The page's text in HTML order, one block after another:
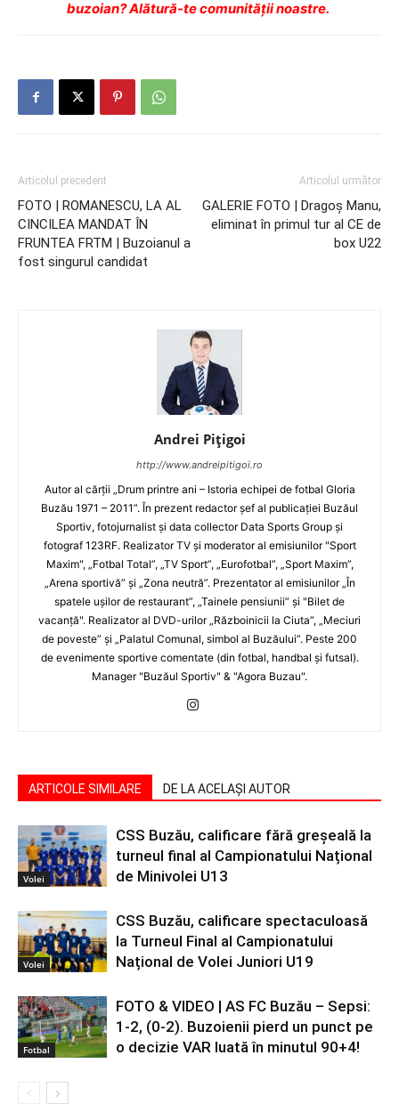
buzoian? Alătură-te comunității noastre.
Articolul precedent
FOTO | ROMANESCU, LA AL
CINCILEA MANDAT ÎN
FRUNTEA FRTM | Buzoianul a
fost singurul candidat
Articolul următor
GALERIE FOTO | Dragoş Manu,
eliminat în primul tur al CE de
box U22
Andrei Pițigoi
http://www.andreipitigoi.ro
Autor al cărţii „Drum printre ani – Istoria echipei de fotbal Gloria
Buzău 1971 – 2011”. În prezent redactor şef al publicaţiei Buzăul
Sportiv, fotojurnalist şi data collector Data Sports Group şi
fotograf 123RF. Realizator TV şi moderator al emisiunilor "Sport
Maxim", „Fotbal Total”, „TV Sport”, „Eurofotbal”, „Sport Maxim”,
„Arena sportivă” şi „Zona neutră”. Prezentator al emisiunilor „În
spatele uşilor de restaurant”, „Tainele pensiunii” şi "Bilet de
vacanţă". Realizator al DVD-urilor „Războinicii la Ciuta”, „Meciuri
de poveste” şi „Palatul Comunal, simbol al Buzăului”. Peste 200
de evenimente sportive comentate (din fotbal, handbal şi futsal).
Manager "Buzăul Sportiv" & "Agora Buzau".
ARTICOLE SIMILARE DE LA ACELAȘI AUTOR
Volei
CSS Buzău, calificare fără greșeală la
turneul final al Campionatului Național
de Minivolei U13
Volei
CSS Buzău, calificare spectaculoasă
la Turneul Final al Campionatului
Național de Volei Juniori U19
Fotbal
FOTO & VIDEO | AS FC Buzău – Sepsi:
1-2, (0-2). Buzoienii pierd un punct pe
o decizie VAR luată în minutul 90+4!